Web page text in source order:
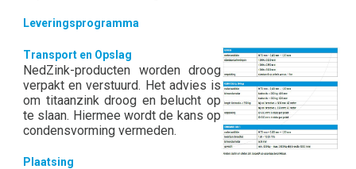
Leveringsprogramma
Transport en Opslag
NedZink-producten worden droog
verpakt en verstuurd. Het advies is
om titaanzink droog en belucht op
te slaan. Hiermee wordt de kans op
condensvorming vermeden.
Plaatsing